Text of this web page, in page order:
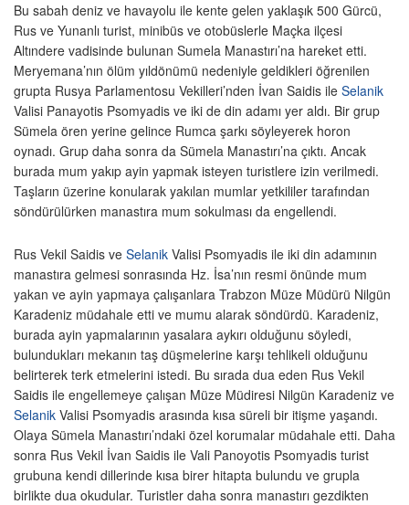
Bu sabah deniz ve havayolu ile kente gelen yaklaşık 500 Gürcü,
Rus ve Yunanlı turist, minibüs ve otobüslerle Maçka ilçesi
Altındere vadisinde bulunan Sumela Manastırı’na hareket etti.
Meryemana’nın ölüm yıldönümü nedeniyle geldikleri öğrenilen
grupta Rusya Parlamentosu Vekilleri’nden İvan Saidis ile Selanik
Valisi Panayotis Psomyadis ve iki de din adamı yer aldı. Bir grup
Sümela ören yerine gelince Rumca şarkı söyleyerek horon
oynadı. Grup daha sonra da Sümela Manastırı’na çıktı. Ancak
burada mum yakıp ayin yapmak isteyen turistlere izin verilmedi.
Taşların üzerine konularak yakılan mumlar yetkililer tarafından
söndürülürken manastıra mum sokulması da engellendi.
Rus Vekil Saidis ve Selanik Valisi Psomyadis ile iki din adamının
manastıra gelmesi sonrasında Hz. İsa’nın resmi önünde mum
yakan ve ayin yapmaya çalışanlara Trabzon Müze Müdürü Nilgün
Karadeniz müdahale etti ve mumu alarak söndürdü. Karadeniz,
burada ayin yapmalarının yasalara aykırı olduğunu söyledi,
bulundukları mekanın taş düşmelerine karşı tehlikeli olduğunu
belirterek terk etmelerini istedi. Bu sırada dua eden Rus Vekil
Saidis ile engellemeye çalışan Müze Müdiresi Nilgün Karadeniz ve
Selanik Valisi Psomyadis arasında kısa süreli bir itişme yaşandı.
Olaya Sümela Manastırı’ndaki özel korumalar müdahale etti. Daha
sonra Rus Vekil İvan Saidis ile Vali Panoyotis Psomyadis turist
grubuna kendi dillerinde kısa birer hitapta bulundu ve grupla
birlikte dua okudular. Turistler daha sonra manastırı gezdikten